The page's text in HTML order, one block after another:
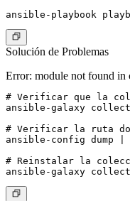
Solución de Problemas
Error: module not found in
# Verificar que la
ansible-galaxy
# Verificar la ruta
ansible-config dump |
# Reinstalar la